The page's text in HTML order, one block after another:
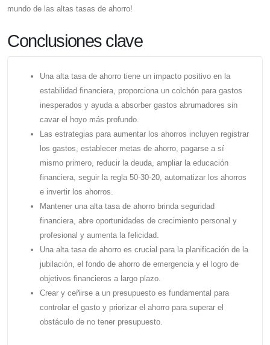
mundo de las altas tasas de ahorro!
Conclusiones clave
Una alta tasa de ahorro tiene un impacto positivo en la
estabilidad financiera, proporciona un colchón para gastos
inesperados y ayuda a absorber gastos abrumadores sin
cavar el hoyo más profundo.
Las estrategias para aumentar los ahorros incluyen registrar
los gastos, establecer metas de ahorro, pagarse a sí
mismo primero, reducir la deuda, ampliar la educación
financiera, seguir la regla 50-30-20, automatizar los ahorros
e invertir los ahorros.
Mantener una alta tasa de ahorro brinda seguridad
financiera, abre oportunidades de crecimiento personal y
profesional y aumenta la felicidad.
Una alta tasa de ahorro es crucial para la planificación de la
jubilación, el fondo de ahorro de emergencia y el logro de
objetivos financieros a largo plazo.
Crear y ceñirse a un presupuesto es fundamental para
controlar el gasto y priorizar el ahorro para superar el
obstáculo de no tener presupuesto.